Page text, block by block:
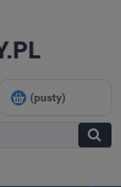
(pusty)